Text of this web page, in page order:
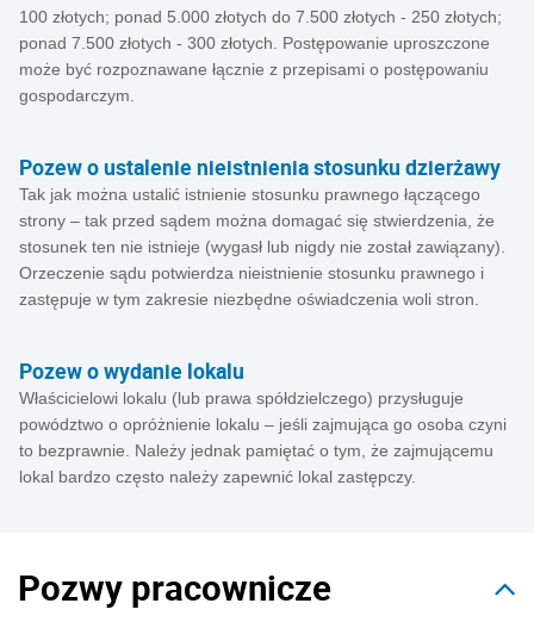
100 złotych; ponad 5.000 złotych do 7.500 złotych - 250 złotych;
ponad 7.500 złotych - 300 złotych. Postępowanie uproszczone
może być rozpoznawane łącznie z przepisami o postępowaniu
gospodarczym.
Pozew o ustalenie nieistnienia stosunku dzierżawy
Tak jak można ustalić istnienie stosunku prawnego łączącego
strony – tak przed sądem można domagać się stwierdzenia, że
stosunek ten nie istnieje (wygasł lub nigdy nie został zawiązany).
Orzeczenie sądu potwierdza nieistnienie stosunku prawnego i
zastępuje w tym zakresie niezbędne oświadczenia woli stron.
Pozew o wydanie lokalu
Właścicielowi lokalu (lub prawa spółdzielczego) przysługuje
powództwo o opróżnienie lokalu – jeśli zajmująca go osoba czyni
to bezprawnie. Należy jednak pamiętać o tym, że zajmującemu
lokal bardzo często należy zapewnić lokal zastępczy.
Pozwy pracownicze